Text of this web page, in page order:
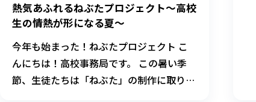
熱気あふれるねぶたプロジェクト〜高校
生の情熱が形になる夏〜
今年も始まった！ねぶたプロジェクト こ
んにちは！高校事務局です。 この暑い季
節、生徒たちは「ねぶた」の制作に取り組